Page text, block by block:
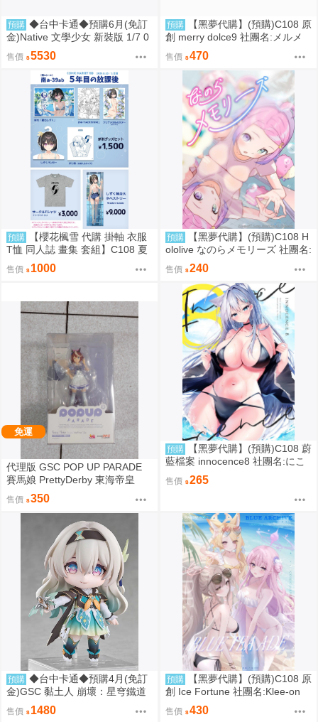
預購 ◆台中卡通◆預購6月(免訂
金)Native 文學少女 新裝版 1/7 0
售價 5530
預購
【黑夢代購】(預購)C108 原
創 merry dolce9 社團名:メルメ
リー 繪師:三つ葉ちょこ
售價 470
預購
【櫻花楓雪 代購 掛軸 衣服
T恤 同人誌 畫集 套組】C108 夏
色しずく カントク 監督 5年目の
放課後
售價 1000
預購
【黑夢代購】(預購)C108 H
ololive なのらメモリーズ 社團名:
たこあげ日和 繪師:たこあげ
售價 240
免運
代理版 GSC POP UP PARADE
賽馬娘 PrettyDerby 東海帝皇
售價 350
預購
【黑夢代購】(預購)C108 蔚
藍檔案 innocence8 社團名:にこ
にこげんき 繪師:子野日
售價 265
預購 ◆台中卡通◆預購4月(免訂
金)GSC 黏土人 崩壞：星穹鐵道
流螢 0906
售價 1480
預購
【黑夢代購】(預購)C108 原
創 Ice Fortune 社團名:Klee-on
繪師:Klee-on
售價 430